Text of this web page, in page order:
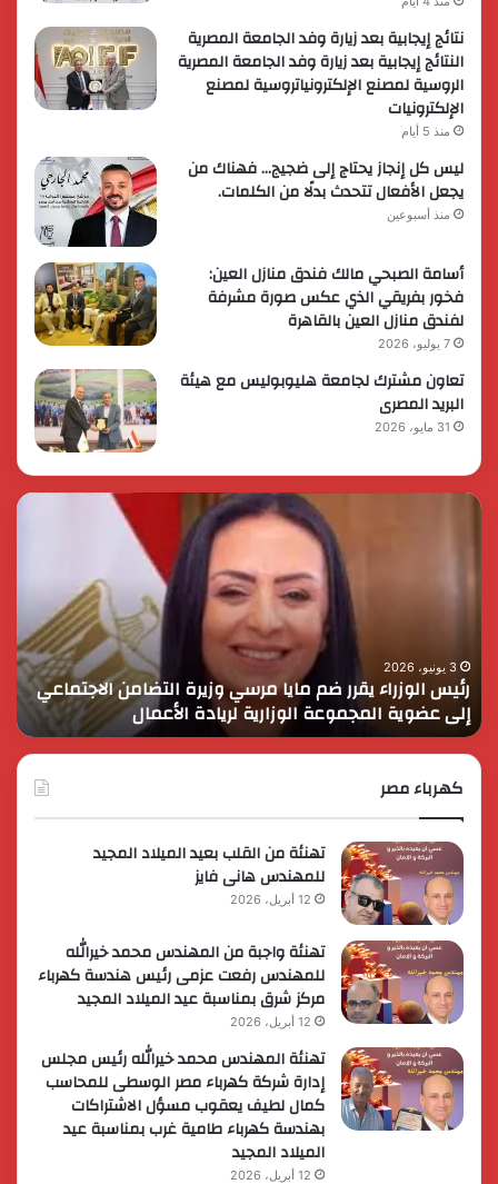
نتائج إيجابية بعد زيارة وفد الجامعة المصرية
النتائج إيجابية بعد زيارة وفد الجامعة المصرية
الروسية لمصنع الإلكترونياتروسية لمصنع
الإلكترونيات
منذ 5 أيام
ليس كل إنجاز يحتاج إلى ضجيج… فهناك من
يجعل الأفعال تتحدث بدلًا من الكلمات.
منذ أسبوعين
أسامة الصبحي مالك فندق منازل العين:
فخور بفريقي الذي عكس صورة مشرفة
لفندق منازل العين بالقاهرة
7 يوليو، 2026
تعاون مشترك لجامعة هليوبوليس مع هيئة
البريد المصرى
31 مايو، 2026
رئيس
التضامن
الاجتماعي
إلى
عضوية
المجموعة
الوزارية
3 يونيو، 2026
رئيس الوزراء يقرر ضم مايا مرسي وزيرة التضامن الاجتماعي
إلى عضوية المجموعة الوزارية لريادة الأعمال
في
كهرباء مصر
تهنئة من القلب بعيد الميلاد المجيد
للمهندس هانى فايز
12 أبريل، 2026
تهنئة واجبة من المهندس محمد خيرالله
للمهندس رفعت عزمى رئيس هندسة كهرباء
مركز شرق بمناسبة عيد الميلاد المجيد
12 أبريل، 2026
تهنئة المهندس محمد خيرالله رئيس مجلس
إدارة شركة كهرباء مصر الوسطى للمحاسب
كمال لطيف يعقوب مسؤل الاشتراكات
بهندسة كهرباء طامية غرب بمناسبة عيد
الميلاد المجيد
12 أبريل، 2026